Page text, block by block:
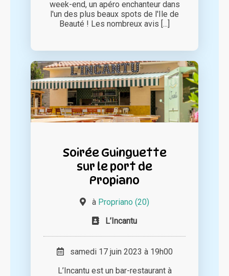
week-end, un apéro enchanteur dans
l'un des plus beaux spots de l'Ile de
Beauté ! Les nombreux avis [...]
Soirée Guinguette
sur le port de
Propiano
à Propriano (20)
L’Incantu
samedi 17 juin 2023 à 19h00
L’Incantu est un bar-restaurant à